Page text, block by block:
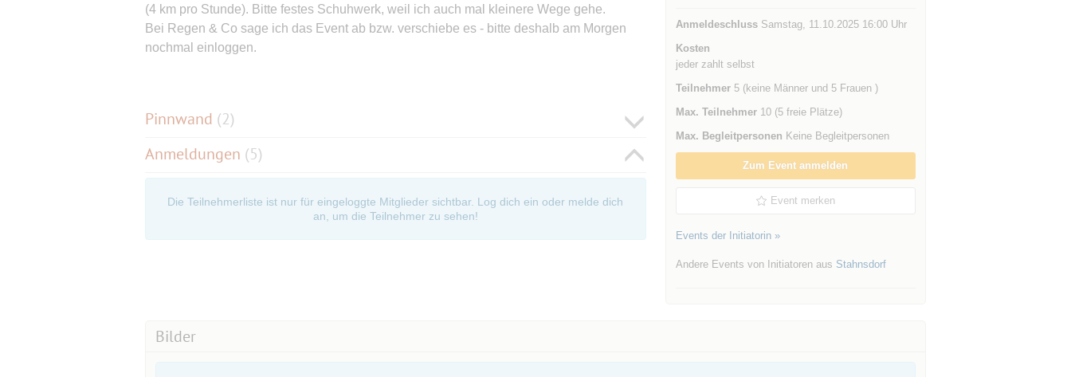
(4 km pro Stunde). Bitte festes Schuhwerk, weil ich auch mal kleinere Wege gehe.
Bei Regen & Co sage ich das Event ab bzw. verschiebe es - bitte deshalb am Morgen
nochmal einloggen.
Pinnwand (2)
Anmeldungen (5)
Die Teilnehmerliste ist nur für eingeloggte Mitglieder sichtbar. Log dich ein oder melde dich
an, um die Teilnehmer zu sehen!
AnmeldeschlussSamstag, 11.10.2025 16:00 Uhr
Kosten
jeder zahlt selbst
Teilnehmer5 (keine Männer und 5 Frauen )
Max. Teilnehmer10 (5 freie Plätze)
Max. Begleitpersonen Keine Begleitpersonen
Zum Event anmelden
Event merken
Events der Initiatorin »
Andere Events von Initiatoren aus Stahnsdorf
Bilder